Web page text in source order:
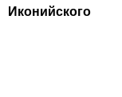
Иконийского